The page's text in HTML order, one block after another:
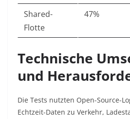
Shared-
Flotte
47%
Technische
und
Die Tests nutzten Open-Source-
Echtzeit-Daten zu Verkehr,